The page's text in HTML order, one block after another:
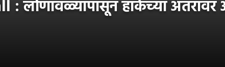
लोणावळ्यापासून हाकेच्या